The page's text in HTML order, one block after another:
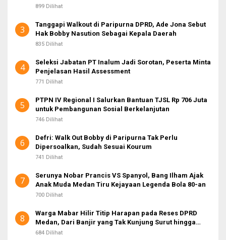
899 Dilihat
3
Tanggapi Walkout di Paripurna DPRD, Ade Jona Sebut
Hak Bobby Nasution Sebagai Kepala Daerah
835 Dilihat
4
Seleksi Jabatan PT Inalum Jadi Sorotan, Peserta Minta
Penjelasan Hasil Assessment
771 Dilihat
5
PTPN IV Regional I Salurkan Bantuan TJSL Rp 706 Juta
untuk Pembangunan Sosial Berkelanjutan
746 Dilihat
6
Defri: Walk Out Bobby di Paripurna Tak Perlu
Dipersoalkan, Sudah Sesuai Kourum
741 Dilihat
7
Serunya Nobar Prancis VS Spanyol, Bang Ilham Ajak
Anak Muda Medan Tiru Kejayaan Legenda Bola 80-an
700 Dilihat
8
Warga Mabar Hilir Titip Harapan pada Reses DPRD
Medan, Dari Banjir yang Tak Kunjung Surut hingga
Layanan IKD
684 Dilihat